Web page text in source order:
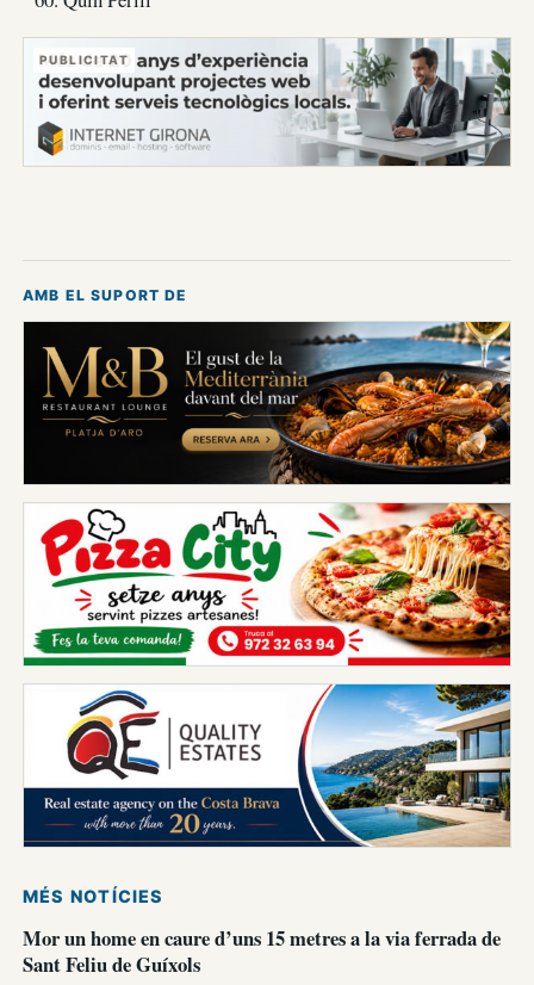
PUBLICITAT
AMB EL SUPORT DE
MÉS NOTÍCIES
Mor un home en caure d’uns 15 metres a la via ferrada de
Sant Feliu de Guíxols